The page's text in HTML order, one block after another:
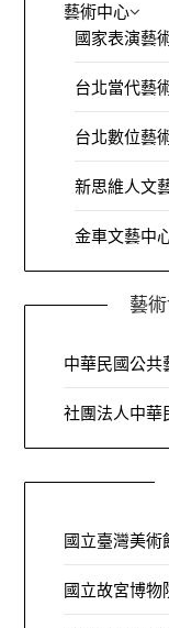
藝術中心
國家表演藝
台北當代藝
台北數位藝
新思維人文
金車文藝中
藝
中華民國公共
社團法人中華
國立臺灣美術
國立故宮博物